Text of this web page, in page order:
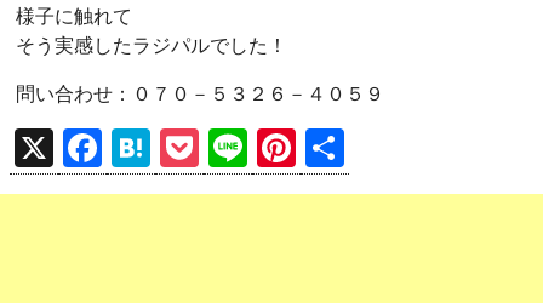
様子に触れて
そう実感したラジパルでした！
問い合わせ：０７０－５３２６－４０５９
X
F
a
H
at
P
o
Li
n
Pi
nt 有